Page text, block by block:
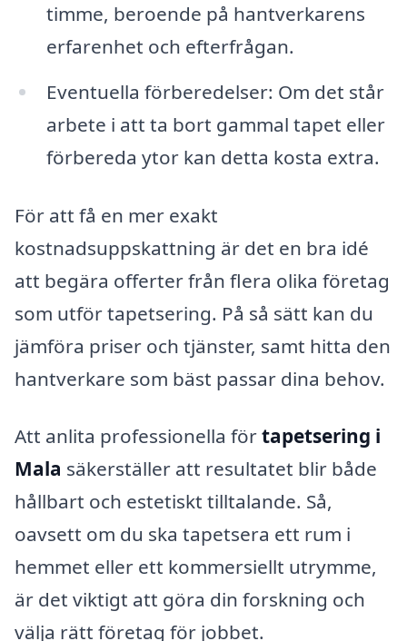
timme, beroende på hantverkarens
erfarenhet och efterfrågan.
Eventuella förberedelser: Om det står
arbete i att ta bort gammal tapet eller
förbereda ytor kan detta kosta extra.
För att få en mer exakt
kostnadsuppskattning är det en bra idé
att begära offerter från flera olika företag
som utför tapetsering. På så sätt kan du
jämföra priser och tjänster, samt hitta den
hantverkare som bäst passar dina behov.
Att anlita professionella förtapetsering i
Mala säkerställer att resultatet blir både
hållbart och estetiskt tilltalande. Så,
oavsett om du ska tapetsera ett rum i
hemmet eller ett kommersiellt utrymme,
är det viktigt att göra din forskning och
välja rätt företag för jobbet.